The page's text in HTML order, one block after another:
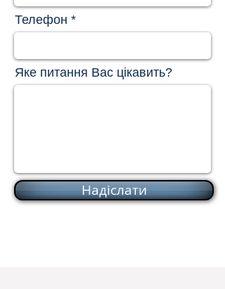
Телефон
Яке питання Вас цікавить?
Надіслати